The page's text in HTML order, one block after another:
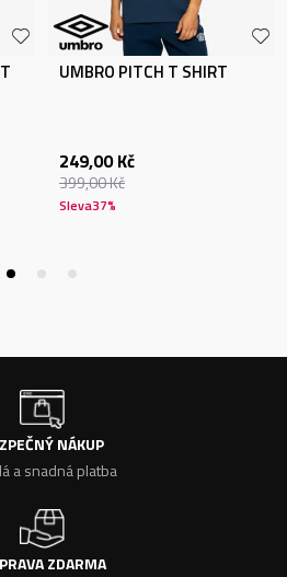
UMBRO PITCH T SHIRT
249,00 Kč
399,00Kč
Sleva37%
NÁKUP
a snadná platba
ZDARMA